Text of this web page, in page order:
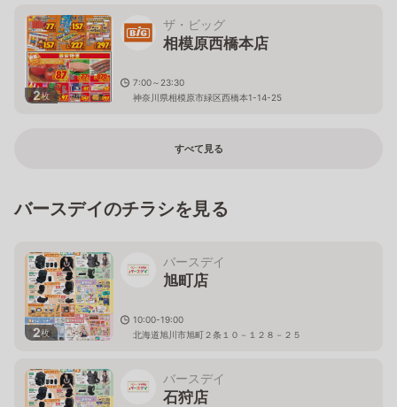
2枚
ザ・ビッグ
相模原西橋本店
7:00～23:30
神奈川県相模原市緑区西橋本1-14-25
すべて見る
バースデイのチラシを見る
2枚
バースデイ
旭町店
10:00-19:00
北海道旭川市旭町２条１０－１２８－２５
バースデイ
石狩店